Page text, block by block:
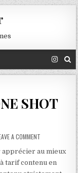
SHOT
A COMMENT
au mieux
tarif contenu en